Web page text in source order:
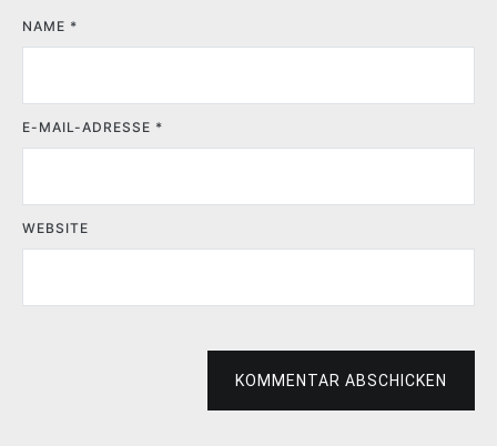
NAME *
E-MAIL-ADRESSE *
WEBSITE
KOMMENTAR ABSCHICKEN